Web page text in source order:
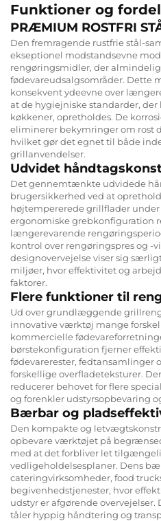
Funktioner og
PRÆMIUM ROSTFRI
Den fremragende rustfrie stål-
ekseptionel modstandsevne
rengøringsmidler, der
fødevareudsalgsområder. Dette
konsekvent ydeevne over
at de hygiejniske standarder,
køkkener, opretholdes. De
eliminerer bekymringer om rost
hvilket gør det egnet til både
grillanvendelser.
Udvidet
Det gennemtænkte udvidede
brugersikkerhed ved at
højtempererede grillflader
ergonomiske grebkonfiguration
længerevarende
kontrol over rengøringspres og -
designovervejelse viser sig
miljøer, hvor effektivitet og
faktorer.
Flere funktioner til
Ud over grundlæggende
innovative værktøj mange
kommercielle
børstekonfiguration fjerner
fødevarerester, fedtansamlinger
forskellige overfladeteksturer.
reducerer behovet for flere
og forenkler udstyrsopbevaring
Bærbar og
Den kompakte og
opbevare værktøjet på
med at det forbliver let
vedligeholdelsesplaner. Dens
cateringvirksomheder, food
begivenhedstjenester, hvor
udstyr er afgørende
tåler hyppig håndtering og